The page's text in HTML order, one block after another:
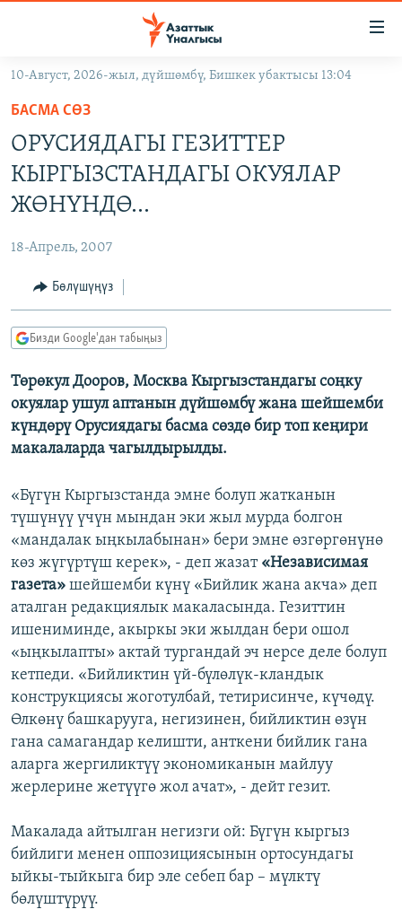
Навигацияга
өтүңүз
Издөөгө
салыңыз
САЯСАТ
МАДАНИЯТ
ДҮЙНӨ
УКРАИНА
ТВ ПРОГРАММАЛАР
БҮГҮН АЗАТТЫКТА
ДАНИСТЕ
ЭЖЕ-СИҢДИЛЕР
АЗАТТЫК+
ПОДКАСТ
ОНЛАЙН ШЕРИНЕ
ЭЕ/АРнун бардык сайттары
10-Август, 2026-жыл, дүйшөмбү, Бишкек убактысы 13:04
БАСМА СӨЗ
ОРУСИЯДАГЫ ГЕЗИТТЕР
КЫРГЫЗСТАНДАГЫ ОКУЯЛАР
ЖӨНҮНДӨ…
18-Апрель, 2007
Бөлүшүңүз
Бизди Google'дан табыңыз
Төрөкул Дооров, Москва Кыргызстандагы соңку
окуялар ушул аптанын дүйшөмбү жана шейшемби
күндөрү Орусиядагы басма сөздө бир топ кеңири
макалаларда чагылдырылды.
«Бүгүн Кыргызстанда эмне болуп жатканын
түшүнүү үчүн мындан эки жыл мурда болгон
«мандалак ыңкылабынан» бери эмне өзгөргөнүнө
көз жүгүртүш керек», - деп жазат «Независимая
газета» шейшемби күнү «Бийлик жана акча» деп
аталган редакциялык макаласында. Гезиттин
ишениминде, акыркы эки жылдан бери ошол
«ыңкылапты» актай тургандай эч нерсе деле болуп
кетпеди. «Бийликтин үй-бүлөлүк-кландык
конструкциясы жоготулбай, тетирисинче, күчөдү.
Өлкөнү башкарууга, негизинен, бийликтин өзүн
гана самагандар келишти, анткени бийлик гана
аларга жергиликтүү экономиканын майлуу
жерлерине жетүүгө жол ачат», - дейт гезит.
Макалада айтылган негизги ой: Бүгүн кыргыз
бийлиги менен оппозициясынын ортосундагы
ыйкы-тыйкыга бир эле себеп бар – мүлктү
бөлүштүрүү.